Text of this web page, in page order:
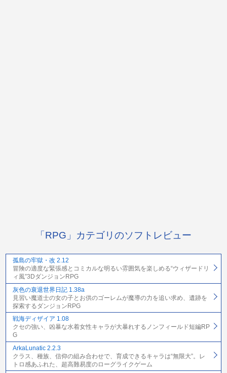
「RPG」カテゴリのソフトレビュー
孤島の牢獄・改 2.12
冒険の適度な緊張感とコミカルな明るい雰囲気を楽しめる“ウィザードリ
ィ風”3DダンジョンRPG
灰色の衰退世界日記 1.38a
見習い魔道士の女の子とお供のゴーレムが魔導の力を追い求め、遺跡を
探索するダンジョンRPG
戦海ディザイア 1.08
クセの強い、凶暴な水着女性キャラが大暴れするノンフィールド短編RP
G
ArkaLunatic 2.2.3
クラス、種族、信仰の組み合わせで、育成できるキャラは“無限大”。レ
トロ感あふれた、超高難易度のローグライクゲーム